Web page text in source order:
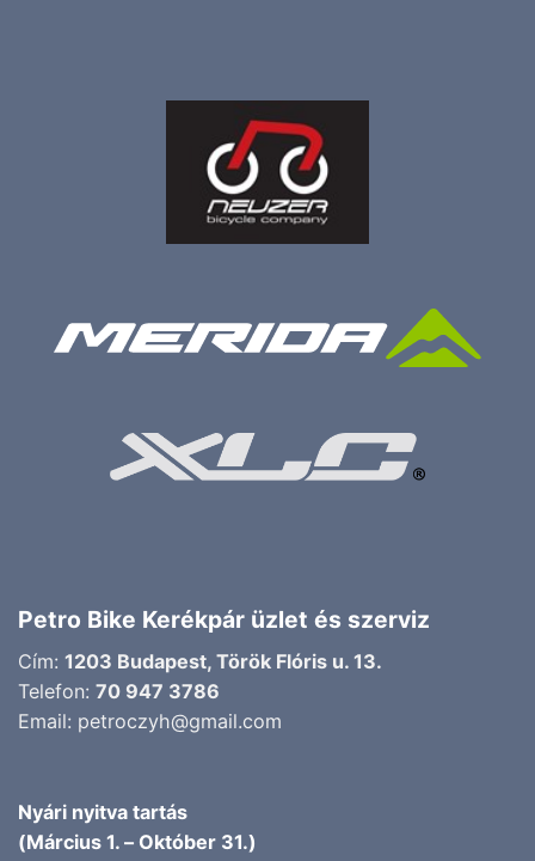
Petro Bike Kerékpár üzlet és szerviz
Cím: 1203 Budapest, Török Flóris u. 13.
Telefon: 70 947 3786
Email: petroczyh@gmail.com
Nyári nyitva tartás
(Március 1. – Október 31.)